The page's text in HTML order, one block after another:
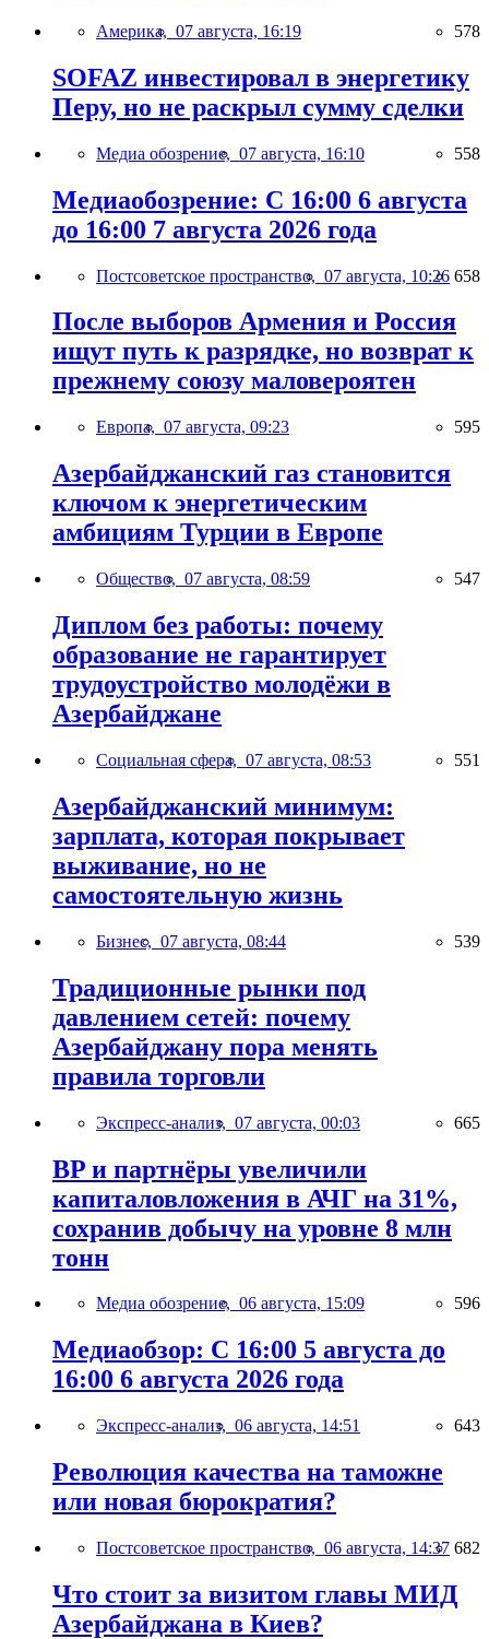
Америка, 07 августа, 16:19 578
SOFAZ инвестировал в энергетику
Перу, но не раскрыл сумму сделки
Медиа обозрение, 07 августа, 16:10 558
Медиаобозрение: С 16:00 6 августа
до 16:00 7 августа 2026 года
Постсоветское пространство, 07 августа, 10:26 658
После выборов Армения и Россия
ищут путь к разрядке, но возврат к
прежнему союзу маловероятен
Европа, 07 августа, 09:23 595
Азербайджанский газ становится
ключом к энергетическим
амбициям Турции в Европе
Общество, 07 августа, 08:59 547
Диплом без работы: почему
образование не гарантирует
трудоустройство молодёжи в
Азербайджане
Социальная сфера, 07 августа, 08:53 551
Азербайджанский минимум:
зарплата, которая покрывает
выживание, но не
самостоятельную жизнь
Бизнес, 07 августа, 08:44 539
Традиционные рынки под
давлением сетей: почему
Азербайджану пора менять
правила торговли
Экспресс-анализ, 07 августа, 00:03 665
BP и партнёры увеличили
капиталовложения в АЧГ на 31%,
сохранив добычу на уровне 8 млн
тонн
Медиа обозрение, 06 августа, 15:09 596
Медиаобзор: С 16:00 5 августа до
16:00 6 августа 2026 года
Экспресс-анализ, 06 августа, 14:51 643
Революция качества на таможне
или новая бюрократия?
Постсоветское пространство, 06 августа, 14:37 682
Что стоит за визитом главы МИД
Азербайджана в Киев?